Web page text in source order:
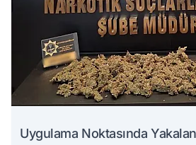
Uygulama Noktasında